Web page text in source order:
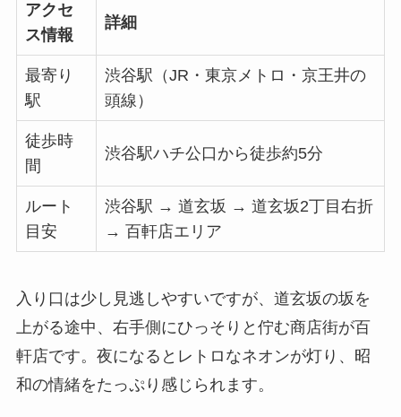
アクセ
ス情報
詳細
最寄り
駅
渋谷駅（JR・東京メトロ・京王井の
頭線）
徒歩時
間
渋谷駅ハチ公口から徒歩約5分
ルート
目安
渋谷駅 → 道玄坂 → 道玄坂2丁目右折
→ 百軒店エリア
入り口は少し見逃しやすいですが、道玄坂の坂を
上がる途中、右手側にひっそりと佇む商店街が百
軒店です。夜になるとレトロなネオンが灯り、昭
和の情緒をたっぷり感じられます。